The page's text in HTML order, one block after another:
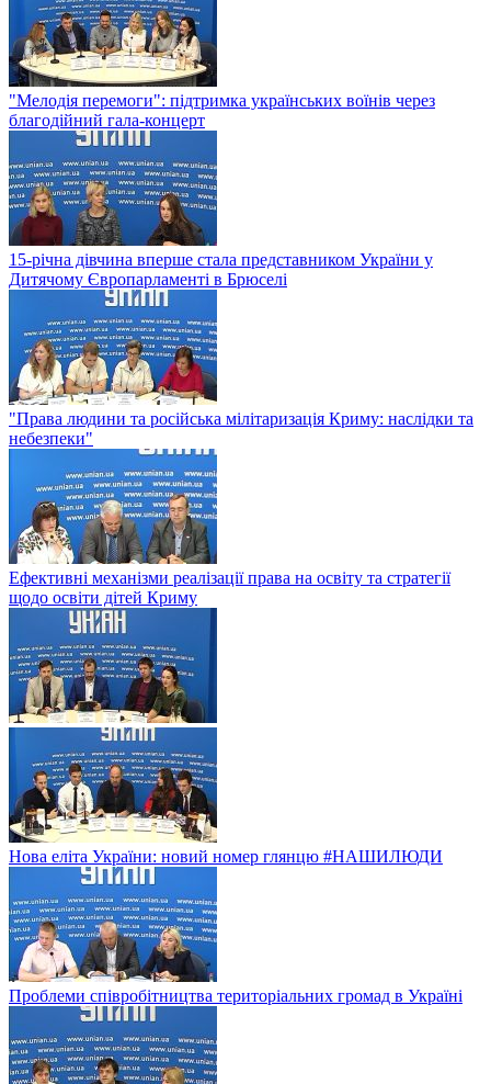
"Мелодія перемоги": підтримка українських воїнів через
благодійний гала-концерт
15-річна дівчина вперше стала представником України у
Дитячому Європарламенті в Брюселі
"Права людини та російська мілітаризація Криму: наслідки та
небезпеки"
Ефективні механізми реалізації права на освіту та стратегії
щодо освіти дітей Криму
Нова еліта України: новий номер глянцю #НАШИЛЮДИ
Проблеми співробітництва територіальних громад в Україні